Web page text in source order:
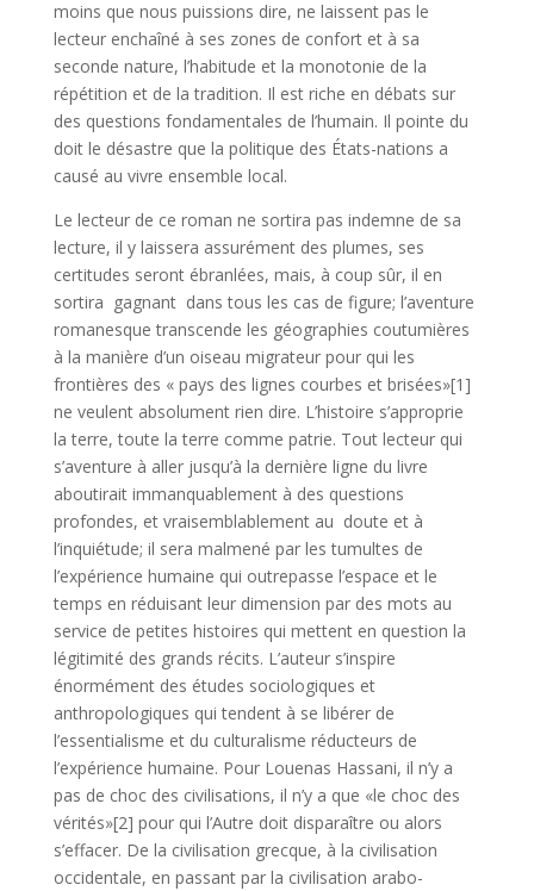
moins que nous puissions dire, ne laissent pas le
lecteur enchaîné à ses zones de confort et à sa
seconde nature, l’habitude et la monotonie de la
répétition et de la tradition. Il est riche en débats sur
des questions fondamentales de l’humain. Il pointe du
doit le désastre que la politique des États-nations a
causé au vivre ensemble local.
Le lecteur de ce roman ne sortira pas indemne de sa
lecture, il y laissera assurément des plumes, ses
certitudes seront ébranlées, mais, à coup sûr, il en
sortira gagnant dans tous les cas de figure; l’aventure
romanesque transcende les géographies coutumières
à la manière d’un oiseau migrateur pour qui les
frontières des « pays des lignes courbes et brisées»[1]
ne veulent absolument rien dire. L’histoire s’approprie
la terre, toute la terre comme patrie. Tout lecteur qui
s’aventure à aller jusqu’à la dernière ligne du livre
aboutirait immanquablement à des questions
profondes, et vraisemblablement au doute et à
l’inquiétude; il sera malmené par les tumultes de
l’expérience humaine qui outrepasse l’espace et le
temps en réduisant leur dimension par des mots au
service de petites histoires qui mettent en question la
légitimité des grands récits. L’auteur s’inspire
énormément des études sociologiques et
anthropologiques qui tendent à se libérer de
l’essentialisme et du culturalisme réducteurs de
l’expérience humaine. Pour Louenas Hassani, il n’y a
pas de choc des civilisations, il n’y a que «le choc des
vérités»[2] pour qui l’Autre doit disparaître ou alors
s’effacer. De la civilisation grecque, à la civilisation
occidentale, en passant par la civilisation arabo-